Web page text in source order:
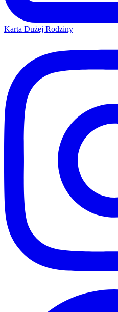
Karta Dużej Rodziny